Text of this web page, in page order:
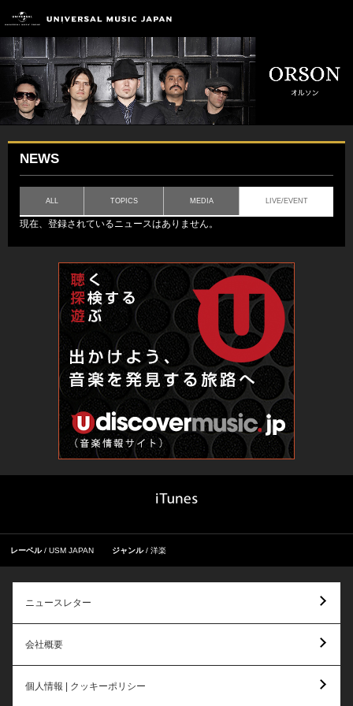
NEWS
ALL TOPICS MEDIA LIVE/EVENT
現在、登録されているニュースはありません。
レーベル USM JAPAN ジャンル 洋楽
ニュースレター
会社概要
個人情報 | クッキーポリシー